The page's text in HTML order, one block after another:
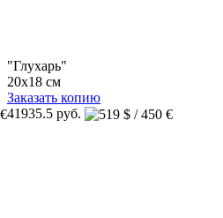
"Глухарь"
20x18 см
Заказать копию
41935.5 руб.